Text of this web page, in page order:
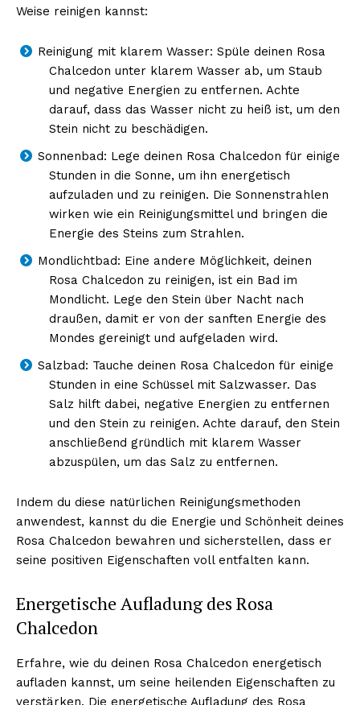
Weise reinigen kannst:
Reinigung mit klarem Wasser: Spüle deinen Rosa
Chalcedon unter klarem Wasser ab, um Staub
und negative Energien zu entfernen. Achte
darauf, dass das Wasser nicht zu heiß ist, um den
Stein nicht zu beschädigen.
Sonnenbad: Lege deinen Rosa Chalcedon für einige
Stunden in die Sonne, um ihn energetisch
aufzuladen und zu reinigen. Die Sonnenstrahlen
wirken wie ein Reinigungsmittel und bringen die
Energie des Steins zum Strahlen.
Mondlichtbad: Eine andere Möglichkeit, deinen
Rosa Chalcedon zu reinigen, ist ein Bad im
Mondlicht. Lege den Stein über Nacht nach
draußen, damit er von der sanften Energie des
Mondes gereinigt und aufgeladen wird.
Salzbad: Tauche deinen Rosa Chalcedon für einige
Stunden in eine Schüssel mit Salzwasser. Das
Salz hilft dabei, negative Energien zu entfernen
und den Stein zu reinigen. Achte darauf, den Stein
anschließend gründlich mit klarem Wasser
abzuspülen, um das Salz zu entfernen.
Indem du diese natürlichen Reinigungsmethoden
anwendest, kannst du die Energie und Schönheit deines
Rosa Chalcedon bewahren und sicherstellen, dass er
seine positiven Eigenschaften voll entfalten kann.
Energetische Aufladung des Rosa
Chalcedon
Erfahre, wie du deinen Rosa Chalcedon energetisch
aufladen kannst, um seine heilenden Eigenschaften zu
verstärken. Die energetische Aufladung des Rosa